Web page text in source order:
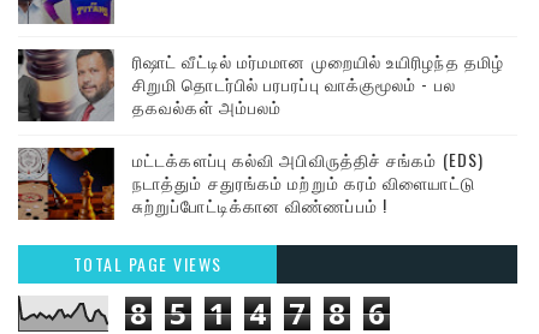
ரிஷாட் வீட்டில் மர்மமான முறையில் உயிரிழந்த தமிழ்
சிறுமி தொடர்பில் பரபரப்பு வாக்குமூலம் - பல
தகவல்கள் அம்பலம்
மட்டக்களப்பு கல்வி அபிவிருத்திச் சங்கம் (EDS)
நடாத்தும் சதுரங்கம் மற்றும் கரம் விளையாட்டு
சுற்றுப்போட்டிக்கான விண்ணப்பம் !
TOTAL PAGE VIEWS
8 5 1 4 7 8 6